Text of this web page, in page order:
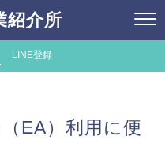
紹介所
LINE登録
EA）利用に便